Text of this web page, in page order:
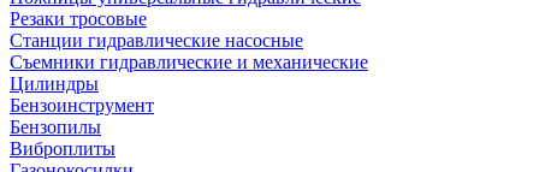
Резаки тросовые
Станции гидравлические насосные
Съемники гидравлические и механические
Цилиндры
Бензоинструмент
Бензопилы
Виброплиты